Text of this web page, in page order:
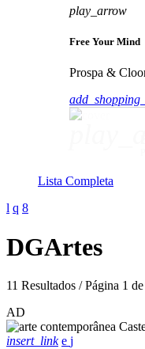
play_arrow
Free Your Mind
Prospa &
Lista Completa
DGArtes
11 Resultados / Página 1
AD
insert_link